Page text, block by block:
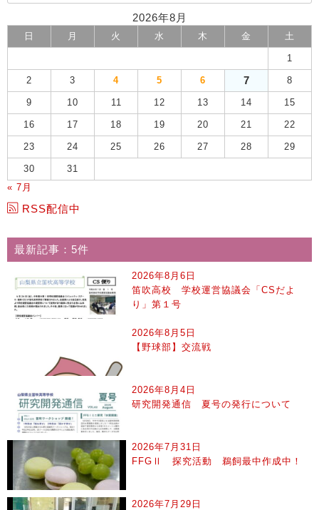
2026年8月
日 月 火 水 木 金 土
1
2 3 4 5 6 7 8
9 10 11 12 13 14 15
16 17 18 19 20 21 22
23 24 25 26 27 28 29
30
31
« 7月
RSS配信中
最新記事：5件
2026年8月6日
笛吹高校 学校運営協議会「CSだよ
り」第１号
2026年8月5日
【野球部】交流戦
2026年8月4日
研究開発通信 夏号の発行について
2026年7月31日
FFGⅡ 探究活動 鵜飼最中作成中！
2026年7月29日